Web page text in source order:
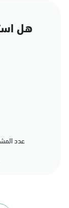
هل
عدد المشاركات: 32 مشاركة